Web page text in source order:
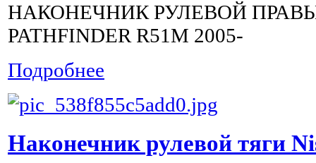
НАКОНЕЧНИК РУЛЕВОЙ
PATHFINDER R51M 2005-
Подробнее
Наконечник рулевой тяги